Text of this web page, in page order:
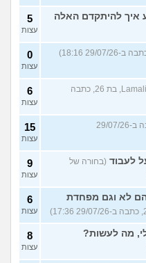
איך להיתקדם האלה 5
עצות
0
עצות
(Lamali, בת 26, כתבה
6
עצות
(אנונימית, בת 25, כתבה ב-29/07/26
15
עצות
לעבוד (בחורה של
9
עצות
הם לא וגם מפחדת
6
עצות
מה לעשות? 8
עצות